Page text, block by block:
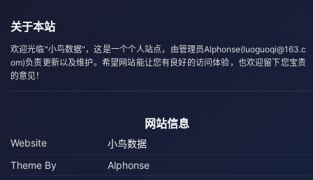
关于本站
欢迎光临"小鸟数据"，这是一个个人站点，由管理员Alphonse(luoguoqi@163.c
om)负责更新以及维护。希望网站能让您有良好的访问体验，也欢迎留下您宝贵
的意见！
网站信息
Website
小鸟数据
Theme By
Alphonse